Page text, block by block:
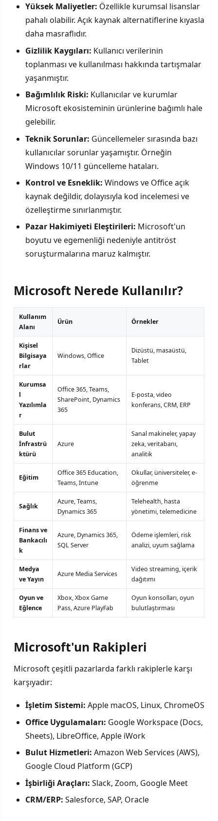
Yüksek Maliyetler: Özellikle kurumsal lisanslar
pahalı olabilir. Açık kaynak alternatiflerine kıyasla
daha masraflıdır.
Gizlilik Kaygıları: Kullanıcı verilerinin
toplanması ve kullanılması hakkında tartışmalar
yaşanmıştır.
Bağımlılık Riski: Kullanıcılar ve kurumlar
Microsoft ekosisteminin ürünlerine bağımlı hale
gelebilir.
Teknik Sorunlar: Güncellemeler sırasında bazı
kullanıcılar sorunlar yaşamıştır. Örneğin
Windows 10/11 güncelleme hataları.
Kontrol ve Esneklik: Windows ve Office açık
kaynak değildir, dolayısıyla kod incelemesi ve
özelleştirme sınırlanmıştır.
Pazar Hakimiyeti Eleştirileri: Microsoft'un
boyutu ve egemenliği nedeniyle antitröst
soruşturmalarına maruz kalmıştır.
Microsoft Nerede Kullanılır?
Kullanım
Alanı
Ürün Örnekler
Kişisel
Bilgisaya
rlar
Windows, Office
Dizüstü, masaüstü,
Tablet
Kurumsa
l
Yazılımla
r
Office 365, Teams,
SharePoint, Dynamics
365
E-posta, video
konferans, CRM, ERP
Bulut
İnfrastrü
ktürü
Azure
Sanal makineler, yapay
zeka, veritabanı,
analitik
Eğitim
Office 365 Education,
Teams, Intune
Okullar, üniversiteler, e-
öğrenme
Sağlık
Azure, Teams,
Dynamics 365
Telehealth, hasta
yönetimi, telemedicine
Finans ve
Bankacılı
k
Azure, Dynamics 365,
SQL Server
Ödeme işlemleri, risk
analizi, uyum sağlama
Medya
ve Yayın
Azure Media Services
Video streaming, içerik
dağıtımı
Oyun ve
Eğlence
Xbox, Xbox Game
Pass, Azure PlayFab
Oyun konsolları, oyun
bulutlaştırması
Microsoft'un Rakipleri
Microsoft çeşitli pazarlarda farklı rakiplerle karşı
karşıyadır:
İşletim Sistemi: Apple macOS, Linux, ChromeOS
Office Uygulamaları: Google Workspace (Docs,
Sheets), LibreOffice, Apple iWork
Bulut Hizmetleri: Amazon Web Services (AWS),
Google Cloud Platform (GCP)
İşbirliği Araçları: Slack, Zoom, Google Meet
CRM/ERP: Salesforce, SAP, Oracle